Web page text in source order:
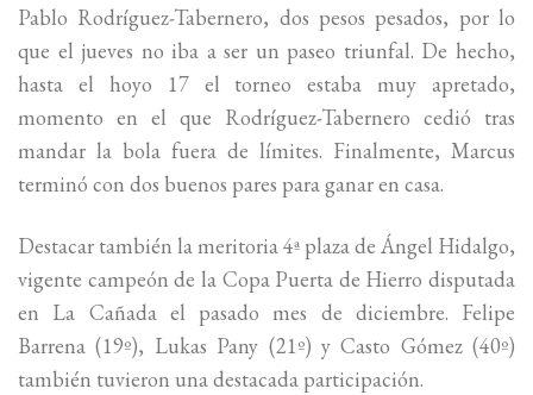
Pablo Rodríguez-Tabernero, dos pesos pesados, por lo
que el jueves no iba a ser un paseo triunfal. De hecho,
hasta el hoyo 17 el torneo estaba muy apretado,
momento en el que Rodríguez-Tabernero cedió tras
mandar la bola fuera de límites. Finalmente, Marcus
terminó con dos buenos pares para ganar en casa.
Destacar también la meritoria 4ª plaza de Ángel Hidalgo,
vigente campeón de la Copa Puerta de Hierro disputada
en La Cañada el pasado mes de diciembre. Felipe
Barrena (19º), Lukas Pany (21º) y Casto Gómez (40º)
también tuvieron una destacada participación.